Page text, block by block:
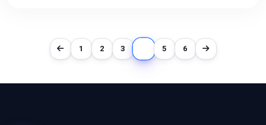
1 2 3 5 6